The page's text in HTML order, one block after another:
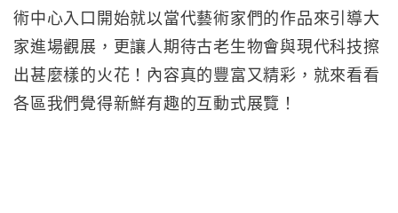
術中心入口開始就以當代藝術家們的作品來引導大
家進場觀展，更讓人期待古老生物會與現代科技擦
出甚麼樣的火花！內容真的豐富又精彩，就來看看
各區我們覺得新鮮有趣的互動式展覽！